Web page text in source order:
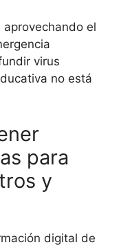
el
virus
no está
para
y
digital de